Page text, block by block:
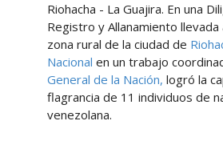
Riohacha - La Guajira. En una
Registro y Allanamiento llevada
zona rural de la ciudad de
Nacional en un trabajo
General de la Nación, logró la
flagrancia de 11 individuos de
venezolana.